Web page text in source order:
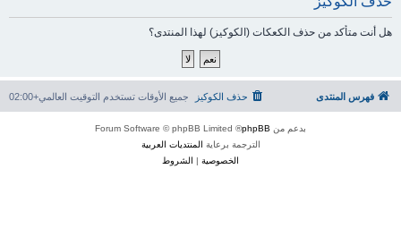
هل أنت متأكد من حذف الكعكات (الكوكيز) لهذا المنتدى؟
فهرس المنتدى جميع الأوقات تستخدم التوقيت العالمي+02:00 حذف الكوكيز
بدعم من phpBB
® Forum Software © phpBB Limited
الترجمة برعاية المنتديات العربية
الخصوصية | الشروط